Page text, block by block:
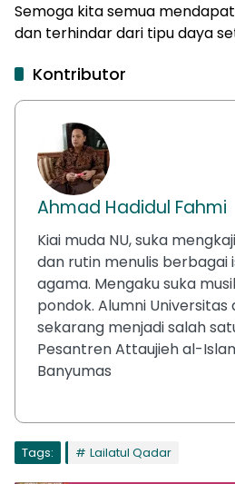
Semoga kita semua
dan terhindar dari tipu daya
Kontributor
Ahmad Hadidul Fahmi
Kiai muda NU, suka
dan rutin menulis berbagai
agama. Mengaku suka
pondok. Alumni
sekarang menjadi salah
Pesantren Attaujieh al-
Banyumas
Tags: Lailatul Qadar